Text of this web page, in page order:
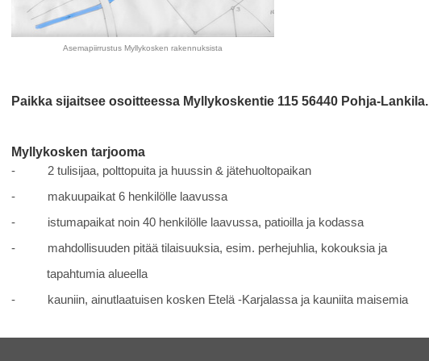
Asemapiirrustus Myllykosken rakennuksista
Paikka sijaitsee osoitteessa Myllykoskentie 115 56440 Pohja-Lankila.
Myllykosken tarjooma
- 2 tulisijaa, polttopuita ja huussin & jätehuoltopaikan
- makuupaikat 6 henkilölle laavussa
- istumapaikat noin 40 henkilölle laavussa, patioilla ja kodassa
- mahdollisuuden pitää tilaisuuksia, esim. perhejuhlia, kokouksia ja
tapahtumia alueella
- kauniin, ainutlaatuisen kosken Etelä -Karjalassa ja kauniita maisemia